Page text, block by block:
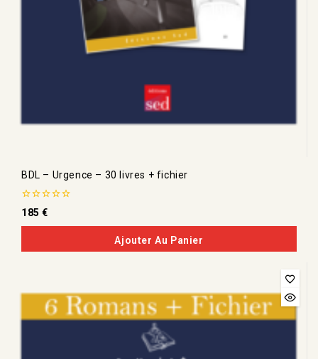
BDL – Urgence – 30 livres + fichier
0
de
5
185€
Ajouter Au Panier